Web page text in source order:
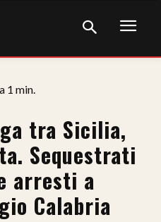
1 min.
tra Sicilia,
Sequestrati
arresti a
Calabria